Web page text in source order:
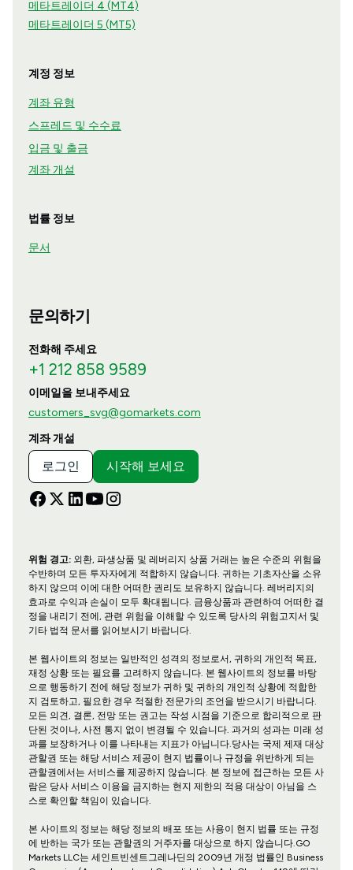
메타트레이더 4 (MT4)
메타트레이더 5 (MT5)
계정 정보
계좌 유형
스프레드 및 수수료
입금 및 출금
계좌 개설
법률 정보
문서
문의하기
전화해 주세요
+1 212 858 9589
이메일을 보내주세요
customers_svg@gomarkets.com
계좌 개설
로그인 시작해 보세요
위험 경고:외환, 파생상품 및 레버리지 상품 거래는 높은 수준의 위험을
수반하며 모든 투자자에게 적합하지 않습니다. 귀하는 기초자산을 소유
하지 않으며 이에 대한 어떠한 권리도 보유하지 않습니다. 레버리지의
효과로 수익과 손실이 모두 확대됩니다. 금융상품과 관련하여 어떠한 결
정을 내리기 전에, 관련 위험을 이해할 수 있도록 당사의 위험고지서 및
기타 법적 문서를 읽어보시기 바랍니다.
본 웹사이트의 정보는 일반적인 성격의 정보로서, 귀하의 개인적 목표,
재정 상황 또는 필요를 고려하지 않습니다. 본 웹사이트의 정보를 바탕
으로 행동하기 전에 해당 정보가 귀하 및 귀하의 개인적 상황에 적합한
지 검토하고, 필요한 경우 적절한 전문가의 조언을 받으시기 바랍니다.
모든 의견, 결론, 전망 또는 권고는 작성 시점을 기준으로 합리적으로 판
단된 것이나, 사전 통지 없이 변경될 수 있습니다. 과거의 성과는 미래 성
과를 보장하거나 이를 나타내는 지표가 아닙니다.당사는 국제 제재 대상
관할권 또는 해당 서비스 제공이 현지 법률이나 규정을 위반하게 되는
관할권에서는 서비스를 제공하지 않습니다. 본 정보에 접근하는 모든 사
람은 당사 서비스 이용을 금지하는 현지 제한의 적용 대상이 아님을 스
스로 확인할 책임이 있습니다.
본 사이트의 정보는 해당 정보의 배포 또는 사용이 현지 법률 또는 규정
에 반하는 국가 또는 관할권의 거주자를 대상으로 하지 않습니다.GO
Markets LLC는 세인트빈센트그레나딘의 2009년 개정 법률인 Business